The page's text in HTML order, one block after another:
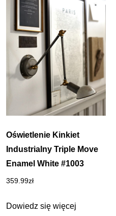
Oświetlenie Kinkiet
Industrialny Triple Move
Enamel White #1003
359.99zł
Dowiedz się więcej